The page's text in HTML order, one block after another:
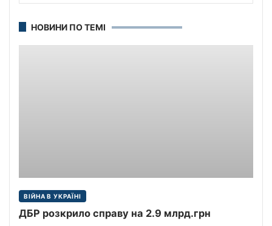
НОВИНИ ПО ТЕМІ
ВІЙНА В УКРАЇНІ
ДБР розкрило справу на 2.9 млрд.грн